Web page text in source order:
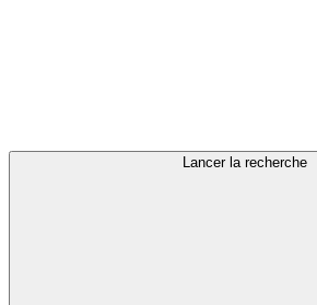
Lancer la recherche